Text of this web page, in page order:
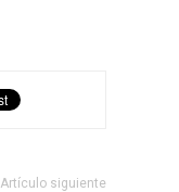
Artículo siguiente